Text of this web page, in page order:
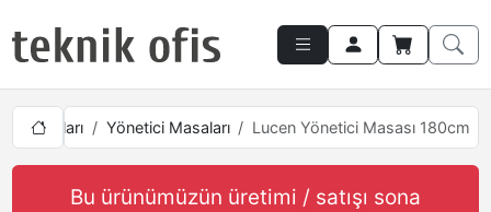
Takımları Yönetici Masaları Lucen Yönetici Masası 180cm
Bu ürünümüzün üretimi / satışı sona